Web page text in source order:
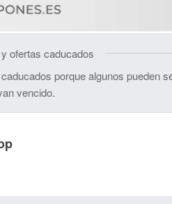
ofertas caducados
porque algunos pueden
vencido.